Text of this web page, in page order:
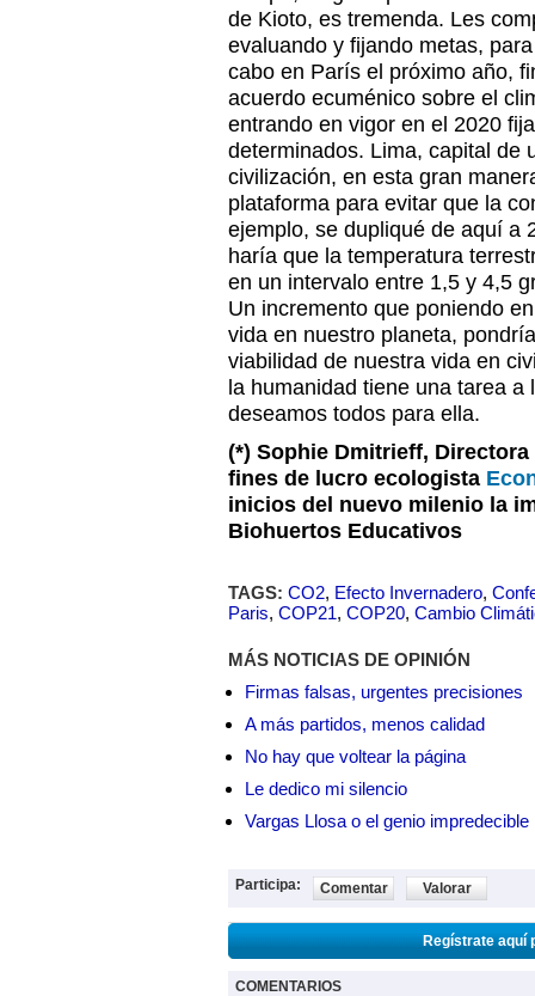
de Kioto, es tremenda. Les
evaluando y fijando metas,
cabo en París el próximo año,
acuerdo ecuménico sobre el
entrando en vigor en el 2020
determinados. Lima, capital de
civilización, en esta gran
plataforma para evitar que la
ejemplo, se dupliqué de aquí a
haría que la temperatura
en un intervalo entre 1,5 y 4,5
Un incremento que poniendo
vida en nuestro planeta,
viabilidad de nuestra vida en
la humanidad tiene una tarea
deseamos todos para ella.
(*) Sophie Dmitrieff,
fines de lucro ecologista
inicios del nuevo milenio la
Biohuertos Educativos
TAGS: CO2, Efecto Invernadero,
Paris, COP21, COP20, Cambio
MÁS NOTICIAS DE OPINIÓN
Firmas falsas, urgentes precisiones
A más partidos, menos calidad
No hay que voltear la página
Le dedico mi silencio
Vargas Llosa o el genio impredecible
Participa: Comentar Valorar
Regístrate aquí
COMENTARIOS